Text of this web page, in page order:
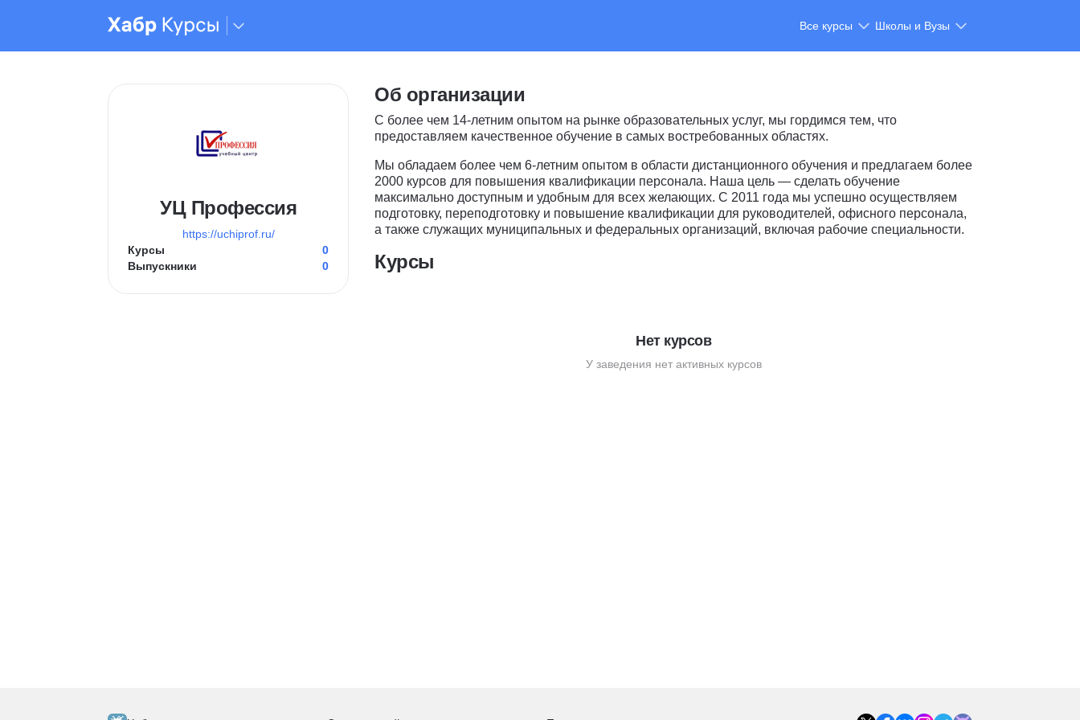
Все курсы Школы и Вузы
УЦ Профессия
https://uchiprof.ru/
Курсы
0
Выпускники
0
Об организации
С более чем 14-летним опытом на рынке образовательных услуг, мы гордимся тем, что
предоставляем качественное обучение в самых востребованных областях.
Мы обладаем более чем 6-летним опытом в области дистанционного обучения и предлагаем более
2000 курсов для повышения квалификации персонала. Наша цель — сделать обучение
максимально доступным и удобным для всех желающих. С 2011 года мы успешно осуществляем
подготовку, переподготовку и повышение квалификации для руководителей, офисного персонала,
а также служащих муниципальных и федеральных организаций, включая рабочие специальности.
Курсы
Нет курсов
У заведения нет активных курсов